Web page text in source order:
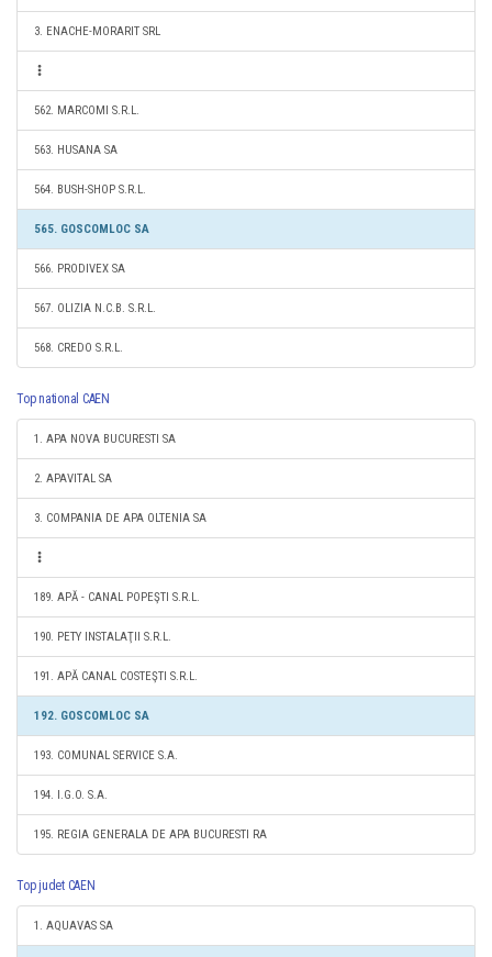
3. ENACHE-MORARIT SRL
562. MARCOMI S.R.L.
563. HUSANA SA
564. BUSH-SHOP S.R.L.
565. GOSCOMLOC SA
566. PRODIVEX SA
567. OLIZIA N.C.B. S.R.L.
568. CREDO S.R.L.
Top national CAEN
1. APA NOVA BUCURESTI SA
2. APAVITAL SA
3. COMPANIA DE APA OLTENIA SA
189. APĂ - CANAL POPEŞTI S.R.L.
190. PETY INSTALAŢII S.R.L.
191. APĂ CANAL COSTEŞTI S.R.L.
192. GOSCOMLOC SA
193. COMUNAL SERVICE S.A.
194. I.G.O. S.A.
195. REGIA GENERALA DE APA BUCURESTI RA
Top judet CAEN
1. AQUAVAS SA